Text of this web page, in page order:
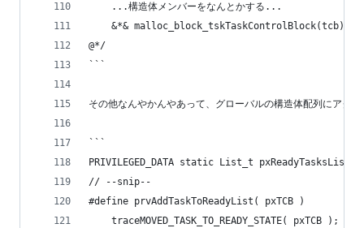
    ...構造体メンバーをなんとかする...
    &*& malloc_block_tskTaskControlBlock(tcb);
@*/
```
その他なんやかんやあって、グローバルの構造体配列にアク
```
PRIVILEGED_DATA static List_t
// --snip--